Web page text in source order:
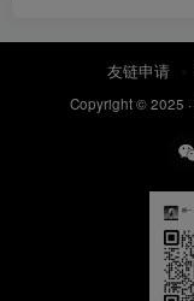
友链申请
Copyright © 2025 ·